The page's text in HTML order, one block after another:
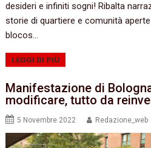
desideri e infiniti sogni! Ribalta
storie di quartiere e comunità
blocos…
LEGGI DI PIÙ
Manifestazione di
modificare, tutto da
5 Novembre 2022 Redazione_web